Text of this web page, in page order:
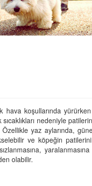
hava koşullarında
sıcaklıkları nedeniyle
yaz aylarında,
ve köpeğin
olabilir.